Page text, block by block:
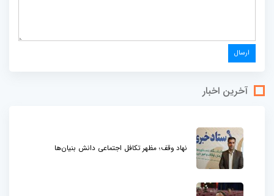
آخرین اخبار
نهاد وقف؛ مظهر تکافل اجتماعی دانش بنیان‌ها